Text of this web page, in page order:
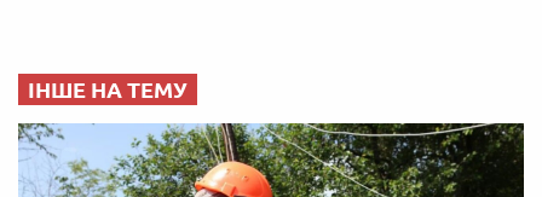
ІНШЕ НА ТЕМУ